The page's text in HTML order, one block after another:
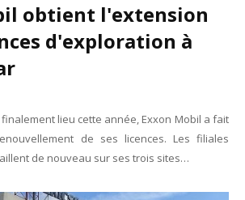
obtient l'extension
d'exploration à
lieu cette année, Exxon Mobil a fait
de ses licences. Les filiales
de nouveau sur ses trois sites…